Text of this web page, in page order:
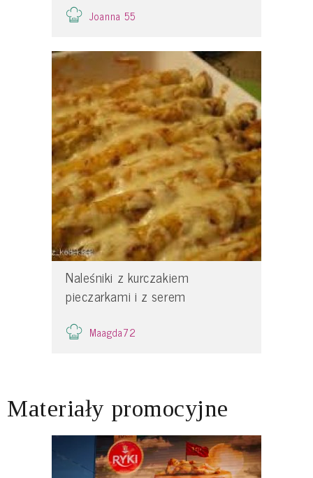
Joanna 55
Naleśniki z kurczakiem
pieczarkami i z serem
Maagda72
Materiały promocyjne